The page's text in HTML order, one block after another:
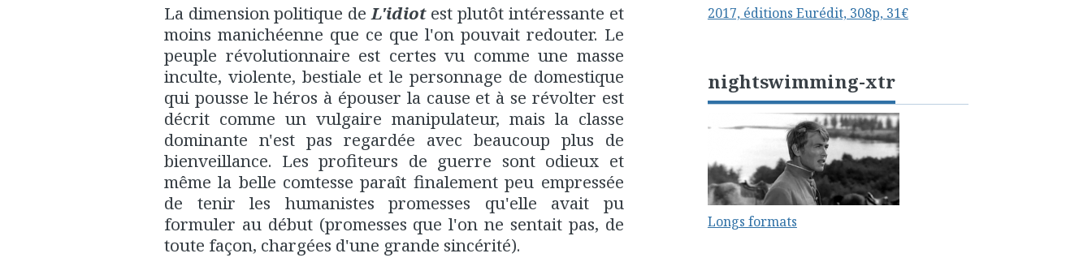
La dimension politique de L'idiotest plutôt intéressante et
moins manichéenne que ce que l'on pouvait redouter. Le
peuple révolutionnaire est certes vu comme une masse
inculte, violente, bestiale et le personnage de domestique
qui pousse le héros à épouser la cause et à se révolter est
décrit comme un vulgaire manipulateur, mais la classe
dominante n'est pas regardée avec beaucoup plus de
bienveillance. Les profiteurs de guerre sont odieux et
même la belle comtesse paraît finalement peu empressée
de tenir les humanistes promesses qu'elle avait pu
formuler au début (promesses que l'on ne sentait pas, de
toute façon, chargées d'une grande sincérité).
2017, éditions Eurédit, 308p, 31€
nightswimming-xtr
Longs formats